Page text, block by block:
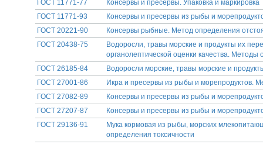
ГОСТ 11771-77
Консервы и пресервы. Упаковка и маркировка
ГОСТ 11771-93
Консервы и пресервы из рыбы и
ГОСТ 20221-90
Консервы рыбные. Метод определения
ГОСТ 20438-75
Водоросли, травы морские и продукты их
органолептической оценки качества.
ГОСТ 26185-84
Водоросли морские, травы морские и
ГОСТ 27001-86
Икра и пресервы из рыбы и морепродуктов.
ГОСТ 27082-89
Консервы и пресервы из рыбы и
ГОСТ 27207-87
Консервы и пресервы из рыбы и
ГОСТ 29136-91
Мука кормовая из рыбы, морских
определения токсичности